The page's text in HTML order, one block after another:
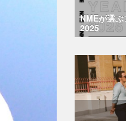
NMEが選
2025